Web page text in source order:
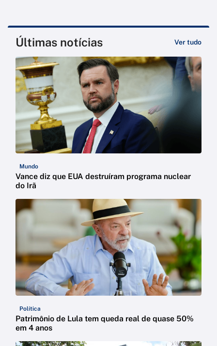
Últimas notícias Ver tudo
Mundo
Vance diz que EUA destruíram programa nuclear
do Irã
Política
Patrimônio de Lula tem queda real de quase 50%
em 4 anos